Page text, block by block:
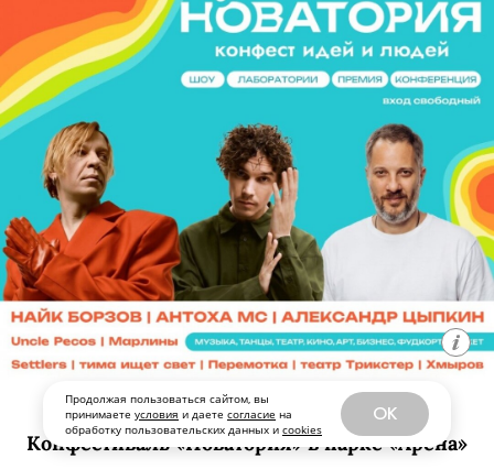
Продолжая пользоваться сайтом, вы
принимаете условия и даете согласие на
обработку пользовательских данных и cookies
OK
«Эхо ремесла» объединяет
талантливых тату-мастеров из разных
студий Новосибирска и демонстрирует
не только их профессиональные
навыки, но и художественный почерк.
Выставку можно посетить до 21
августа